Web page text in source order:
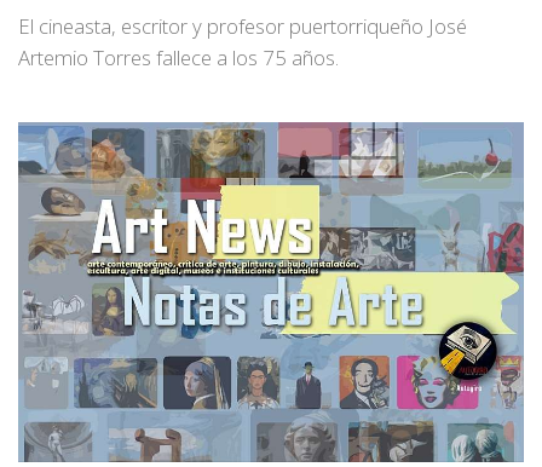
El cineasta, escritor y profesor puertorriqueño José
Artemio Torres fallece a los 75 años.